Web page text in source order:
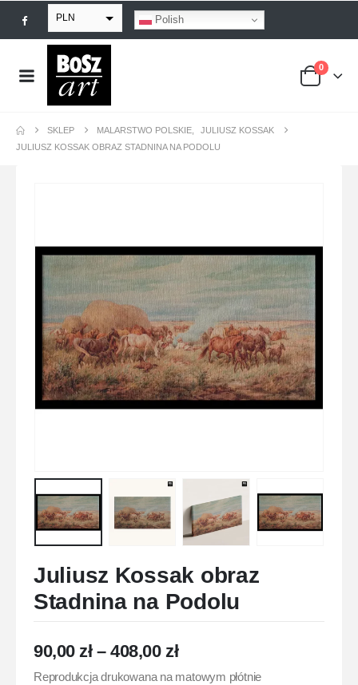
PLN
EUR
USD
Polish
0
SKLEP MALARSTWO POLSKIE
JULIUSZ KOSSAK
JULIUSZ KOSSAK OBRAZ STADNINA NA PODOLU
Juliusz Kossak obraz
Stadnina na Podolu
90,00zł – 408,00zł
Reprodukcja drukowana na matowym płótnie